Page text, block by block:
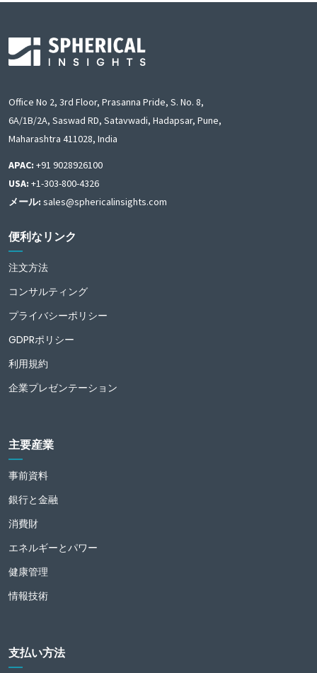
Office No 2, 3rd Floor, Prasanna Pride, S. No. 8,
6A/1B/2A, Saswad RD, Satavwadi, Hadapsar, Pune,
Maharashtra 411028, India
APAC: +91 9028926100
USA: +1-303-800-4326
メール: sales@sphericalinsights.com
便利なリンク
注文方法
コンサルティング
プライバシーポリシー
GDPRポリシー
利用規約
企業プレゼンテーション
主要産業
事前資料
銀行と金融
消費財
エネルギーとパワー
健康管理
情報技術
支払い方法